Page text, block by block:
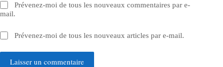
Prévenez-moi de tous les nouveaux commentaires par e-
mail.
Prévenez-moi de tous les nouveaux articles par e-mail.
Laisser un commentaire